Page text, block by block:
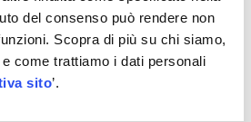
del consenso può rendere non
Scopra di più su chi siamo,
come trattiamo i dati personali
sito’.